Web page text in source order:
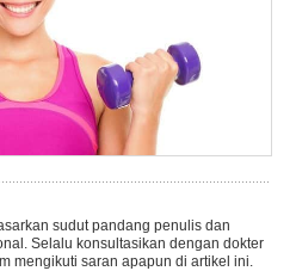
sudut pandang penulis dan
Selalu konsultasikan dengan dokter
mengikuti saran apapun di artikel ini.